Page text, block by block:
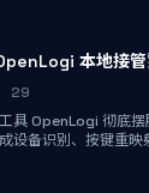
本地接
29
具 OpenLogi 彻底
设备识别、按键重映
完全离线控制，保